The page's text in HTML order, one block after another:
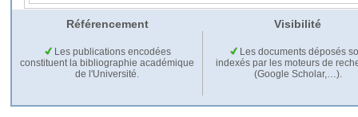
Référencement Visibilité
Les publications encodées
constituent la bibliographie académique
de l'Université.
Les documents déposés
indexés par les moteurs de
(Google Scholar,…).